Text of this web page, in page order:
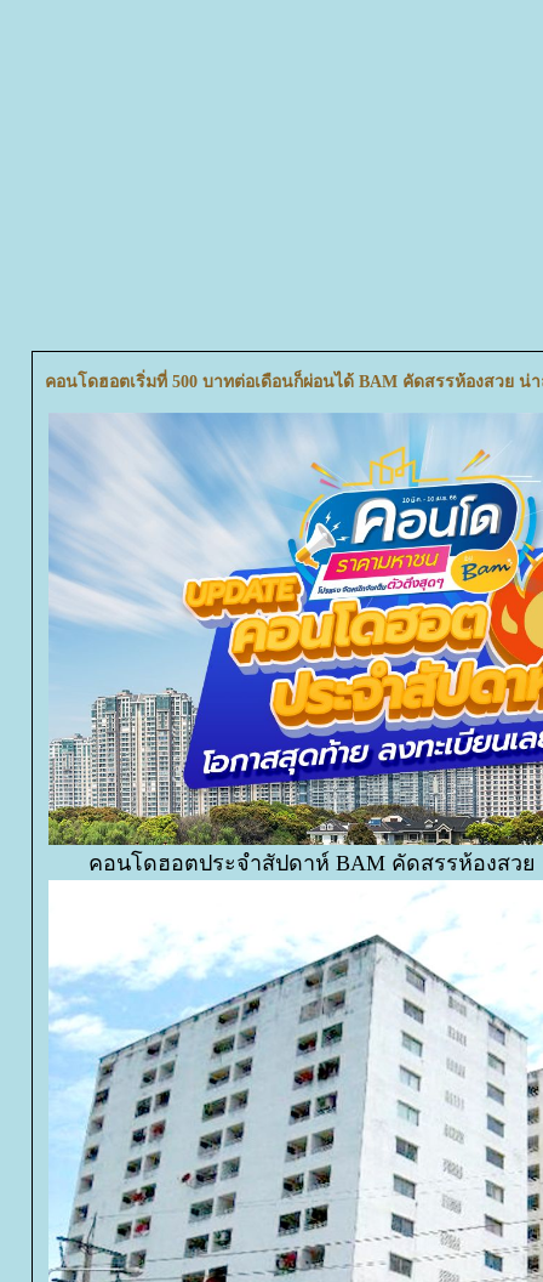
คอนโดฮอตเริ่มที่ 500 บาทต่อเดือนก็ผ่อนได้ BAM คัดสรรห้องสวย น่
คอนโดฮอตประจำสัปดาห์ BAM คัดสรรห้องสว